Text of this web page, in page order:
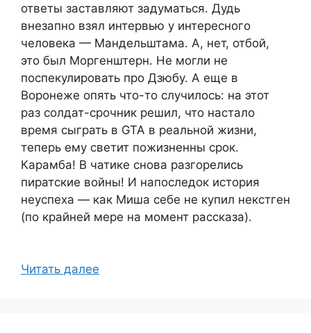
ответы заставляют задуматься. Дудь
внезапно взял интервью у интересного
человека — Мандельштама. А, нет, отбой,
это был Моргенштерн. Не могли не
поспекулировать про Дзюбу. А еще в
Воронеже опять что-то случилось: на этот
раз солдат-срочник решил, что настало
время сыграть в GTA в реальной жизни,
теперь ему светит пожизненны срок.
Карамба! В чатике снова разгорелись
пиратские войны! И напоследок история
неуспеха — как Миша себе не купил некстген
(по крайней мере на момент рассказа).
Читать далее